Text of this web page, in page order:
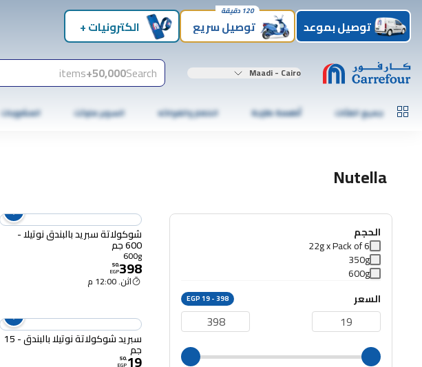
توصيل بموعد توصيل سريع
120 دقيقة
الكترونيات +
Maadi - Cairo
Search
50,000+
items
جميع الفئات أطعمة طازجة الخضار والفواكه السوبر ماركت المشروبات
Nutella
الحجم
22g x Pack of 6
350g
600g
السعر
EGP 19 - 398
شوكولاتة سبريد بالبندق نوتيلا -
600 جم
600g
398
.
50
EGP
اثن. 12:00 م
سبريد شوكولاتة نوتيلا بالبندق - 15
جم
19
.
50